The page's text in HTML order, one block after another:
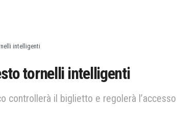
intelligenti
tornelli intelligenti
controllerà il biglietto e regolerà l’accesso